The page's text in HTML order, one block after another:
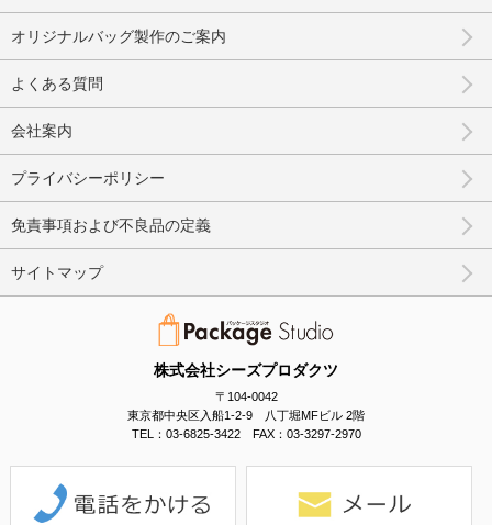
株式会社シーズプロダクツ
〒104-0042
東京都中央区入船1-2-9 八丁堀MFビル 2階
TEL：03-6825-3422 FAX：03-3297-2970
オリジナルバッグ製作のご案内
よくある質問
会社案内
プライバシーポリシー
免責事項および不良品の定義
サイトマップ